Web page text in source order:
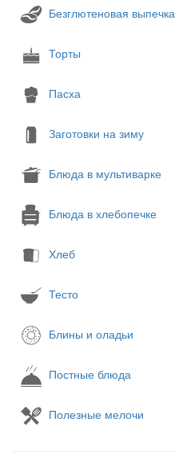
Безглютеновая выпечка
Торты
Пасха
Заготовки на зиму
Блюда в мультиварке
Блюда в хлебопечке
Хлеб
Тесто
Блины и оладьи
Постные блюда
Полезные мелочи